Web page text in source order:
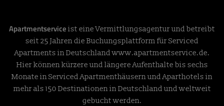
Apartmentservice ist eine Vermittlungsagentur und betreibt
seit 25 Jahren die Buchungsplattform für Serviced
Apartments in Deutschlandwww.apartmentservice.de.
Hier können kürzere und längere Aufenthalte bis sechs
Monate in Serviced Apartmenthäusern und Aparthotels in
mehr als 150 Destinationen in Deutschland und weltweit
gebucht werden.